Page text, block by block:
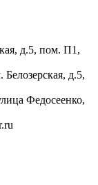
д.5, пом. П1,
д.5,
Федосеенко,